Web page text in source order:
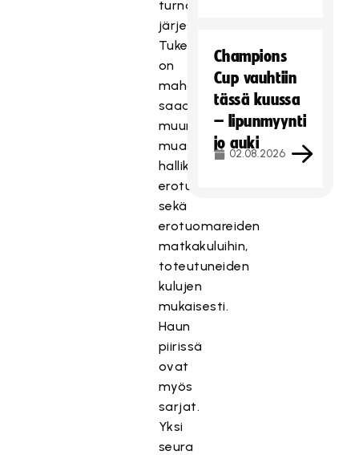
turnausten
järjestämiseen.
Tukea
on
mahdollista
saada
muun
muassa
hallikuluihin,
erotuomaripalkkioihin
sekä
erotuomareiden
matkakuluihin,
toteutuneiden
kulujen
mukaisesti.
Haun
piirissä
ovat
myös
sarjat.
Yksi
seura
Champions
Cup vauhtiin
tässä kuussa
– lipunmyynti
jo auki
02.08.2026